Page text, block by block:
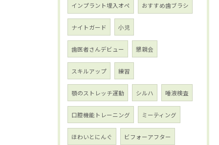
インプラント埋入オペ おすすめ歯ブラシ
ナイトガード 小児
歯医者さんデビュー 懇親会
スキルアップ 練習
顎のストレッチ運動 シルハ 唾液検査
口腔機能トレーニング ミーティング
ほわいとにんぐ ビフォーアフター